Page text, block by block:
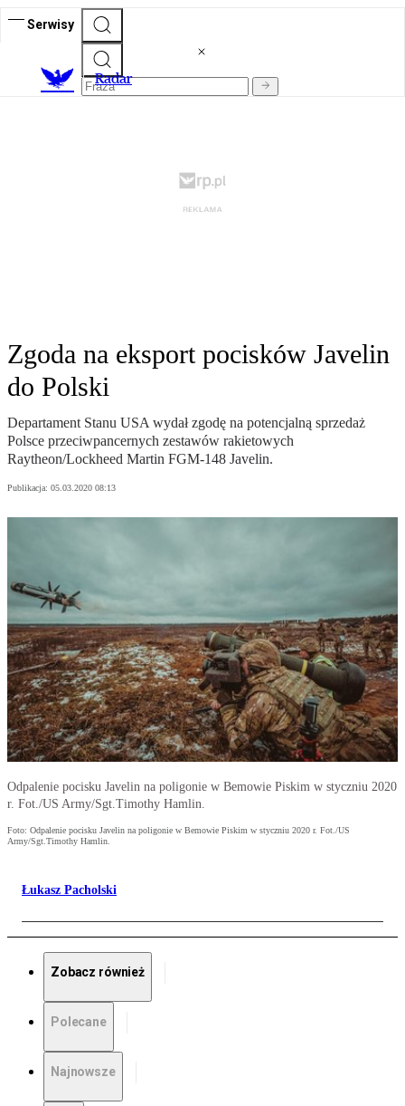
Serwisy
Radar
Zgoda na eksport pocisków Javelin
do Polski
Departament Stanu USA wydał zgodę na potencjalną sprzedaż
Polsce przeciwpancernych zestawów rakietowych
Raytheon/Lockheed Martin FGM-148 Javelin.
Publikacja: 05.03.2020 08:13
Odpalenie pocisku Javelin na poligonie w Bemowie Piskim w styczniu 2020
r. Fot./US Army/Sgt.Timothy Hamlin.
Foto: Odpalenie pocisku Javelin na poligonie w Bemowie Piskim w styczniu 2020 r. Fot./US
Army/Sgt.Timothy Hamlin.
Łukasz Pacholski
Zobacz również
Polecane
Najnowsze